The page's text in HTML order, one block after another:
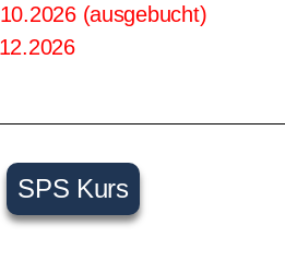
(ausgebucht)
SPS Kurs